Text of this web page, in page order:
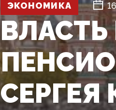
ЭКОНОМИКА
СЕРГЕЯ